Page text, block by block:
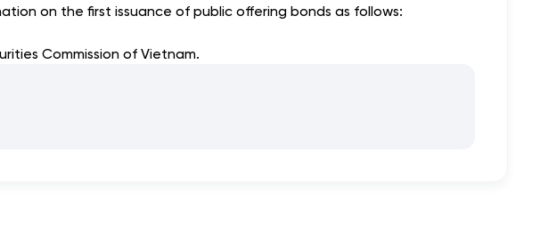
on the first issuance of public offering bonds as follows:
Commission of Vietnam.